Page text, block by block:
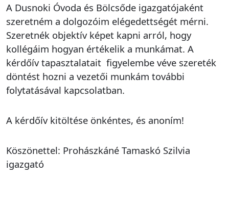
A Dusnoki Óvoda és Bölcsőde igazgatójaként
szeretném a dolgozóim elégedettségét mérni.
Szeretnék objektív képet kapni arról, hogy
kollégáim hogyan értékelik a munkámat. A
kérdőív tapasztalatait figyelembe véve szereték
döntést hozni a vezetői munkám további
folytatásával kapcsolatban.
A kérdőív kitöltése önkéntes, és anoním!
Köszönettel: Prohászkáné Tamaskó Szilvia
igazgató